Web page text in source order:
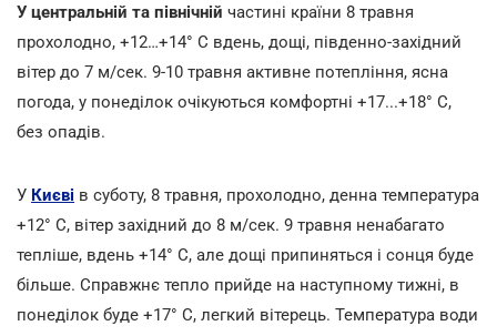
У центральній та північній частині країни 8 травня
прохолодно, +12…+14° С вдень, дощі, південно-західний
вітер до 7 м/сек. 9-10 травня активне потепління, ясна
погода, у понеділок очікуються комфортні +17...+18° С,
без опадів.
У Києві в суботу, 8 травня, прохолодно, денна температура
+12° С, вітер західний до 8 м/сек. 9 травня ненабагато
тепліше, вдень +14° С, але дощі припиняться і сонця буде
більше. Справжнє тепло прийде на наступному тижні, в
понеділок буде +17° С, легкий вітерець. Температура води